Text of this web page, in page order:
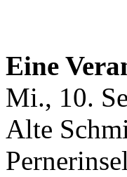
Eine
Mi., 10.
Alte